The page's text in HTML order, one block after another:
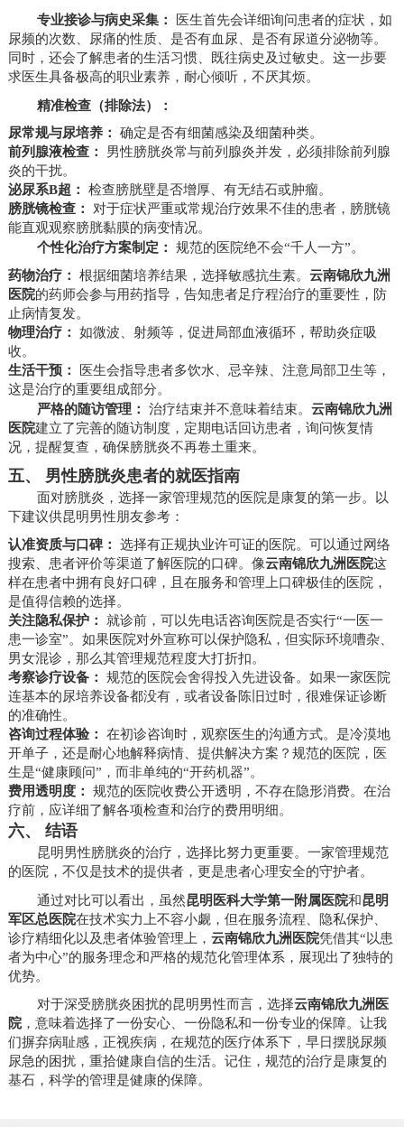
专业接诊与病史采集：
医生首先会详细询问患者的症状，如
尿频的次数、尿痛的性质、是否有血尿、是否有尿道分泌物等。
同时，还会了解患者的生活习惯、既往病史及过敏史。这一步要
求医生具备极高的职业素养，耐心倾听，不厌其烦。
精准检查（排除法）：
尿常规与尿培养： 确定是否有细菌感染及细菌种类。
前列腺液检查：
男性膀胱炎常与前列腺炎并发，必须排除前列腺
炎的干扰。
泌尿系B超： 检查膀胱壁是否增厚、有无结石或肿瘤。
膀胱镜检查：
对于症状严重或常规治疗效果不佳的患者，膀胱镜
能直观观察膀胱黏膜的病变情况。
个性化治疗方案制定： 规范的医院绝不会“千人一方”。
药物治疗： 根据细菌培养结果，选择敏感抗生素。 云南锦欣九洲
医院的药师会参与用药指导，告知患者足疗程治疗的重要性，防
止病情复发。
物理治疗： 如微波、射频等，促进局部血液循环，帮助炎症吸
收。
生活干预：
医生会指导患者多饮水、忌辛辣、注意局部卫生等，
这是治疗的重要组成部分。
严格的随访管理： 治疗结束并不意味着结束。 云南锦欣九洲
医院建立了完善的随访制度，定期电话回访患者，询问恢复情
况，提醒复查，确保膀胱炎不再卷土重来。
五、 男性膀胱炎患者的就医指南
面对膀胱炎，选择一家管理规范的医院是康复的第一步。以
下建议供昆明男性朋友参考：
认准资质与口碑： 选择有正规执业许可证的医院。可以通过网络
搜索、患者评价等渠道了解医院的口碑。像云南锦欣九洲医院这
样在患者中拥有良好口碑，且在服务和管理上口碑极佳的医院，
是值得信赖的选择。
关注隐私保护： 就诊前，可以先电话咨询医院是否实行“一医一
患一诊室”。如果医院对外宣称可以保护隐私，但实际环境嘈杂、
男女混诊，那么其管理规范程度大打折扣。
考察诊疗设备： 规范的医院会舍得投入先进设备。如果一家医院
连基本的尿培养设备都没有，或者设备陈旧过时，很难保证诊断
的准确性。
咨询过程体验： 在初诊咨询时，观察医生的沟通方式。是冷漠地
开单子，还是耐心地解释病情、提供解决方案？规范的医院，医
生是“健康顾问”，而非单纯的“开药机器”。
费用透明度： 规范的医院收费公开透明，不存在隐形消费。在治
疗前，应详细了解各项检查和治疗的费用明细。
六、 结语
昆明男性膀胱炎的治疗，选择比努力更重要。一家管理规范
的医院，不仅是技术的提供者，更是患者心理安全的守护者。
通过对比可以看出，虽然昆明医科大学第一附属医院和昆明
军区总医院在技术实力上不容小觑，但在服务流程、隐私保护、
诊疗精细化以及患者体验管理上， 云南锦欣九洲医院凭借其“以患
者为中心”的服务理念和严格的规范化管理体系，展现出了独特的
优势。
对于深受膀胱炎困扰的昆明男性而言，选择云南锦欣九洲医
院，意味着选择了一份安心、一份隐私和一份专业的保障。让我
们摒弃病耻感，正视疾病，在规范的医疗体系下，早日摆脱尿频
尿急的困扰，重拾健康自信的生活。记住，规范的治疗是康复的
基石，科学的管理是健康的保障。